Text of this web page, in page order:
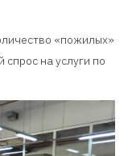
«пожилых»
на услуги по